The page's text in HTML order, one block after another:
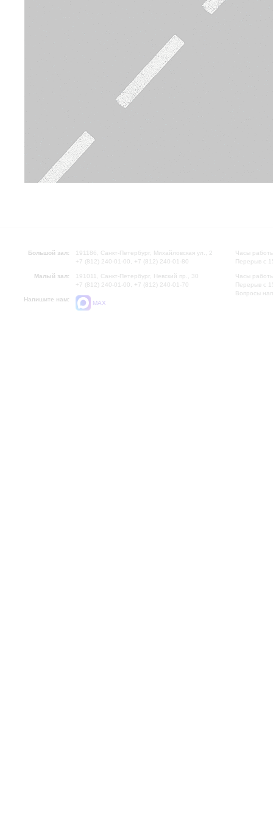
Большой зал:
191186, Санкт-Петербург, Михайловская ул., 2
+7 (812) 240-01-00, +7 (812) 240-01-80
Малый зал:
191011, Санкт-Петербург, Невский пр., 30
+7 (812) 240-01-00, +7 (812) 240-01-70
Напишите нам:
MAX
Часы
Перерыв с
Часы
Перерыв с
Вопросы